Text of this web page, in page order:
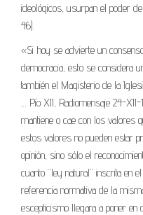
ideológicos, usurpan el poder
46).
«Si hoy se advierte un
democracia, esto se considera
también el Magisterio de la
… Pío XII, Radiomensaje 24-
mantiene o cae con los valores
estos valores no pueden estar
opinión, sino sólo el
cuanto “ley natural” inscrita en
referencia normativa de la
escepticismo llegara a poner